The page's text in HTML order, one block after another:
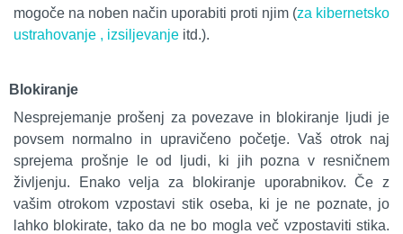
mogoče na noben način uporabiti proti njim (za kibernetsko
ustrahovanje , izsiljevanje itd.).
Blokiranje
Nesprejemanje prošenj za povezave in blokiranje ljudi je
povsem normalno in upravičeno početje. Vaš otrok naj
sprejema prošnje le od ljudi, ki jih pozna v resničnem
življenju. Enako velja za blokiranje uporabnikov. Če z
vašim otrokom vzpostavi stik oseba, ki je ne poznate, jo
lahko blokirate, tako da ne bo mogla več vzpostaviti stika.